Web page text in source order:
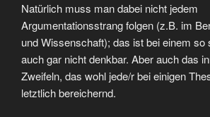
Natürlich muss man dabei nicht jedem
Argumentationsstrang folgen (z.B. im
und Wissenschaft); das ist bei einem so
auch gar nicht denkbar. Aber auch das
Zweifeln, das wohl jede/r bei einigen
letztlich bereichernd.